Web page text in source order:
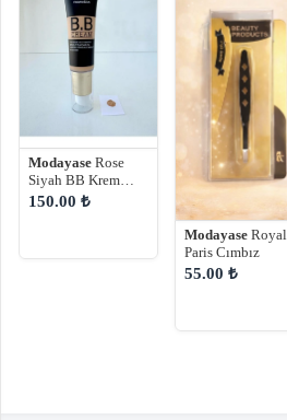
Modayase Rose
Siyah BB Krem
Fondöten
150.00 ₺
Modayase Royal
Paris Cımbız
55.00 ₺